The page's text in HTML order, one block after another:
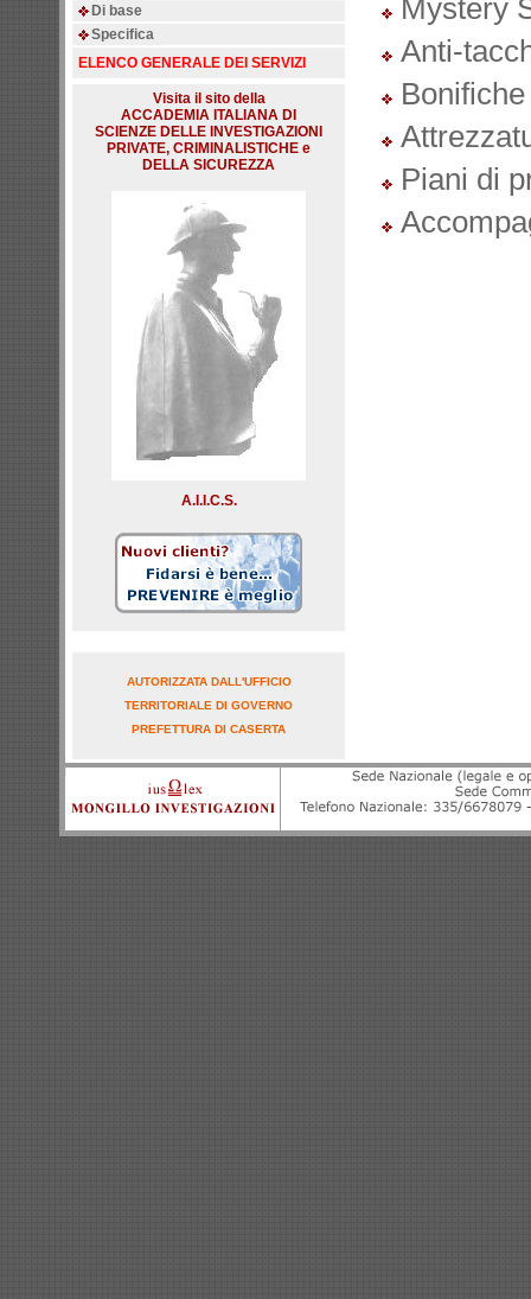
Di base
Specifica
ELENCO GENERALE DEI SERVIZI
Visita il sito della
ACCADEMIA ITALIANA DI
SCIENZE DELLE INVESTIGAZIONI
PRIVATE, CRIMINALISTICHE e
DELLA SICUREZZA
A.I.I.C.S.
AUTORIZZATA DALL'UFFICIO
TERRITORIALE DI GOVERNO
PREFETTURA DI CASERTA
Mystery
Anti-
Bonifiche
Piani di